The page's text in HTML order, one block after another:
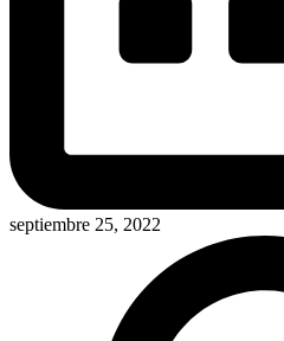
septiembre 25, 2022